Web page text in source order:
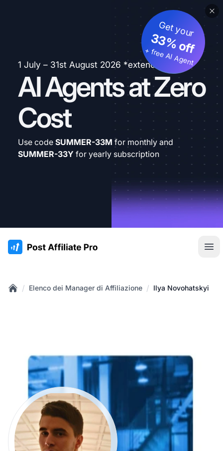
1 July – 31st August 2026 *extended
AI Agents at Zero
Cost
Get your
33% off
+ free AI Agent
Use code SUMMER-33M for monthly and
SUMMER-33Y for yearly subscription
:site.title
/ Elenco dei Manager di Affiliazione / Ilya Novohatskyi